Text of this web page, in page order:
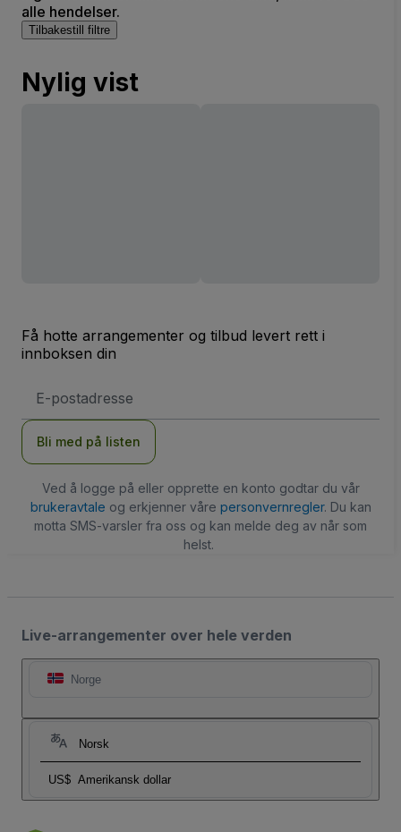
alle hendelser.
Tilbakestill filtre
Nylig vist
Få hotte arrangementer og tilbud levert rett i
innboksen din
postadresse
Bli med på listen
Ved å logge på eller opprette en konto godtar du vår
brukeravtale og erkjenner våre personvernregler. Du kan
motta SMS-varsler fra oss og kan melde deg av når som
helst.
Live-arrangementer over hele verden
Norge
Norsk
US$ Amerikansk dollar